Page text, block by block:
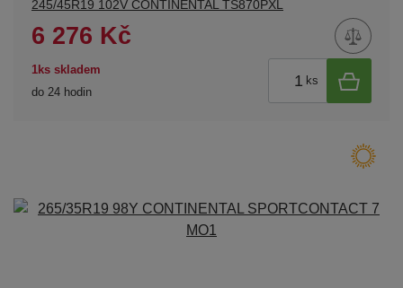
245/45R19 102V CONTINENTAL TS870PXL
6 276 Kč
1ks skladem
do 24 hodin
ks